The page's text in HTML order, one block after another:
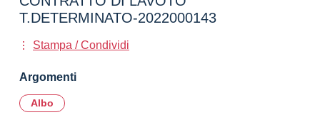
T.DETERMINATO-2022000143
Stampa / Condividi
Argomenti
Albo